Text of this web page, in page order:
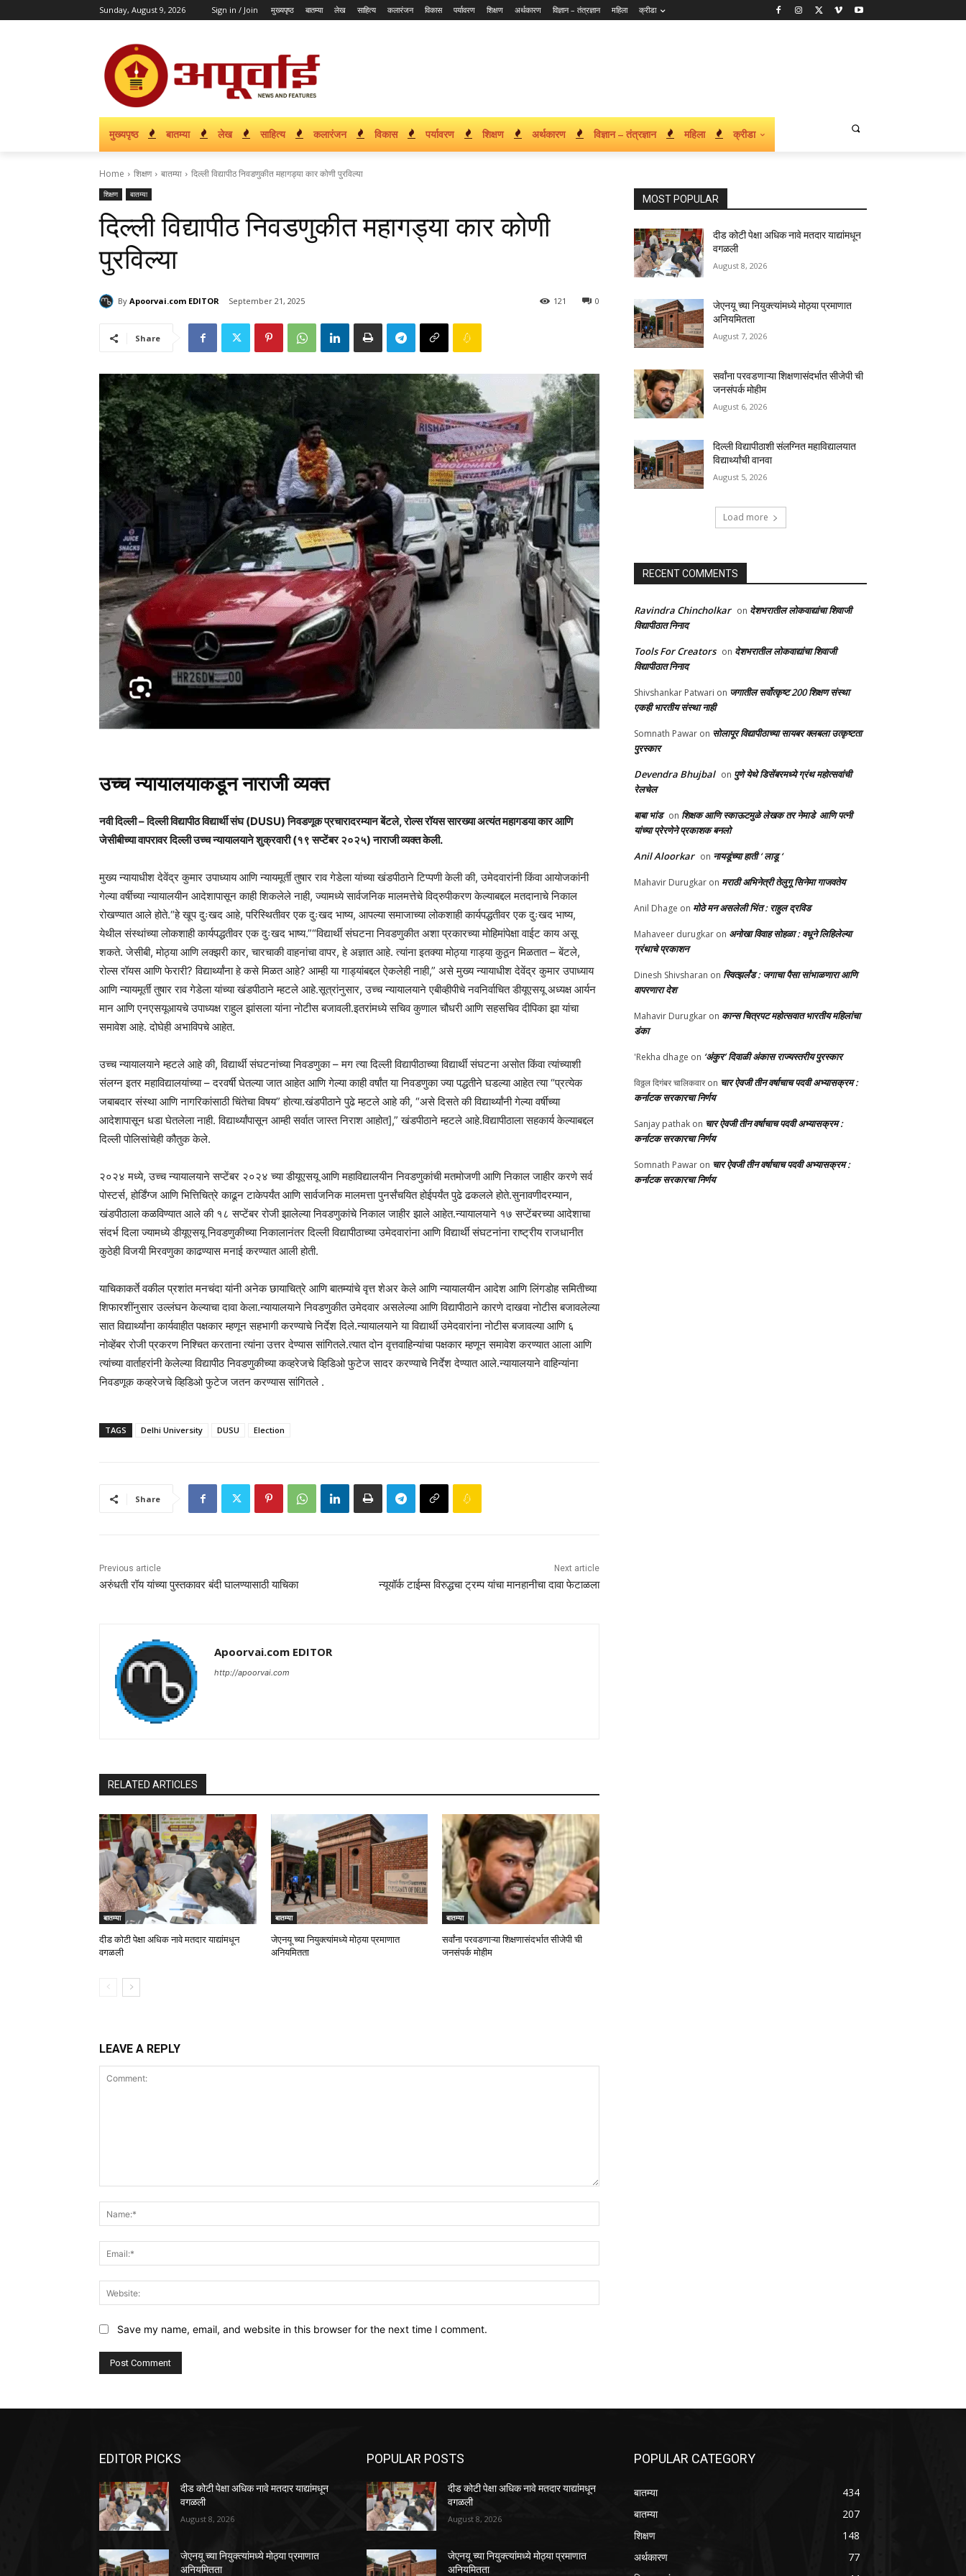
Sunday, August 9, 2026 Sign in / Join मुख्यपृष्ठ बातम्या लेख साहित्य कलारंजन विकास पर्यावरण शिक्षण अर्थकारण विज्ञान – तंत्रज्ञान महिला क्रीडा
मुख्यपृष्ठ बातम्या लेख साहित्य कलारंजन विकास पर्यावरण शिक्षण अर्थकारण विज्ञान – तंत्रज्ञान महिला क्रीडा
Home शिक्षण बातम्या दिल्ली विद्यापीठ निवडणुकीत महागड्या कार कोणी पुरविल्या
शिक्षण बातम्या
दिल्ली विद्यापीठ निवडणुकीत महागड्या कार कोणी
पुरविल्या
By Apoorvai.com EDITOR September 21, 2025 0
121
Share
उच्च न्यायालयाकडून नाराजी व्यक्त
नवी दिल्ली – दिल्ली विद्यापीठ विद्यार्थी संघ (DUSU) निवडणूक प्रचारादरम्यान बेंटले, रोल्स रॉयस सारख्या अत्यंत महागडया कार आणि
जेसीबीच्या वापरावर दिल्ली उच्च न्यायालयाने शुक्रवारी (१९ सप्टेंबर २०२५) नाराजी व्यक्त केली.
मुख्य न्यायाधीश देवेंद्र कुमार उपाध्याय आणि न्यायमूर्ती तुषार राव गेडेला यांच्या खंडपीठाने टिप्पणी केली की, उमेदवारांनी किंवा आयोजकांनी
गेल्या वर्षीच्या न्यायालयीन आदेशापासून काही शिकलेले नाही, ज्यामध्ये सार्वजनिक मालमत्तेचे विद्रुपीकरण केल्याबद्दल मतदानाचे निकाल
रोखण्यात आले होते.“हे खूप दुःखद आहे, परिस्थितीवर एक दुःखद भाष्य, आपल्या समाजाच्या लोकशाही कार्यपद्धतीवर एक दुःखद भाष्य,
येथील संस्थांच्या लोकशाही कार्यपद्धतीवर एक दुःखद भाष्य.”“विद्यार्थी संघटना निवडणुकीत अशा प्रकारच्या मोहिमांपेक्षा वाईट काय असू
शकते. जेसीबी, मोठ्या आणि लक्झरी कार, चारचाकी वाहनांचा वापर, हे अज्ञात आहे. त्यांना इतक्या मोठ्या गाड्या कुठून मिळतात – बेंटले,
रोल्स रॉयस आणि फेरारी? विद्यार्थ्यांना हे कसे मिळत आहे? आम्ही या गाड्यांबद्दल ऐकलेही नाही,” असे मुख्य न्यायाधीश देवेंद्र कुमार उपाध्याय
आणि न्यायमूर्ती तुषार राव गेडेला यांच्या खंडपीठाने म्हटले आहे.सूत्रांनुसार, उच्च न्यायालयाने एबीव्हीपीचे नवनिर्वाचित डीयूएसयू अध्यक्ष आर्यन
मान आणि एनएसयूआयचे उपाध्यक्ष राहुल झांसला यांना नोटीस बजावली.इतरांमध्ये सचिव कुणाल चौधरी आणि सहसचिव दीपिका झा यांचा
समावेश आहे. दोघेही अभाविपचे आहेत.
उच्च न्यायालयाने म्हटले आहे की, विद्यार्थी संघटनांच्या निवडणुका – मग त्या दिल्ली विद्यापीठाच्या विद्यार्थी संघटना असोत किंवा त्यांच्याशी
संलग्न इतर महाविद्यालयांच्या – दरवर्षी घेतल्या जात आहेत आणि गेल्या काही वर्षांत या निवडणुका ज्या पद्धतीने घडल्या आहेत त्या “प्रत्येक
जबाबदार संस्था आणि नागरिकांसाठी चिंतेचा विषय” होत्या.खंडपीठाने पुढे म्हटले आहे की, “असे दिसते की विद्यार्थ्यांनी गेल्या वर्षीच्या
आदेशापासून धडा घेतलेला नाही. विद्यार्थ्यांपासून आम्ही सर्वात जास्त निराश आहोत],” खंडपीठाने म्हटले आहे.विद्यापीठाला सहकार्य केल्याबद्दल
दिल्ली पोलिसांचेही कौतुक केले.
२०२४ मध्ये, उच्च न्यायालयाने सप्टेंबर २०२४ च्या डीयूएसयू आणि महाविद्यालयीन निवडणुकांची मतमोजणी आणि निकाल जाहीर करणे सर्व
पोस्टर्स, होर्डिंग्ज आणि भित्तिचित्रे काढून टाकेपर्यंत आणि सार्वजनिक मालमत्ता पुनर्संचयित होईपर्यंत पुढे ढकलले होते.सुनावणीदरम्यान,
खंडपीठाला कळविण्यात आले की १८ सप्टेंबर रोजी झालेल्या निवडणुकांचे निकाल जाहीर झाले आहेत.न्यायालयाने १७ सप्टेंबरच्या आदेशाचा
संदर्भ दिला ज्यामध्ये डीयूएसयू निवडणुकीच्या निकालानंतर दिल्ली विद्यापीठाच्या उमेदवारांना आणि विद्यार्थी संघटनांना राष्ट्रीय राजधानीत
कुठेही विजयी मिरवणुका काढण्यास मनाई करण्यात आली होती.
याचिकाकर्ते वकील प्रशांत मनचंदा यांनी अनेक छायाचित्रे आणि बातम्यांचे वृत्त शेअर केले आणि न्यायालयीन आदेश आणि लिंगडोह समितीच्या
शिफारशींनुसार उल्लंघन केल्याचा दावा केला.न्यायालयाने निवडणुकीत उमेदवार असलेल्या आणि विद्यापीठाने कारणे दाखवा नोटीस बजावलेल्या
सात विद्यार्थ्यांना कार्यवाहीत पक्षकार म्हणून सहभागी करण्याचे निर्देश दिले.न्यायालयाने या विद्यार्थी उमेदवारांना नोटीस बजावल्या आणि ६
नोव्हेंबर रोजी प्रकरण निश्चित करताना त्यांना उत्तर देण्यास सांगितले.त्यात दोन वृत्तवाहिन्यांचा पक्षकार म्हणून समावेश करण्यात आला आणि
त्यांच्या वार्ताहरांनी केलेल्या विद्यापीठ निवडणुकीच्या कव्हरेजचे व्हिडिओ फुटेज सादर करण्याचे निर्देश देण्यात आले.न्यायालयाने वाहिन्यांना
निवडणूक कव्हरेजचे व्हिडिओ फुटेज जतन करण्यास सांगितले .
TAGS Delhi University DUSU Election
Share
Previous article
अरुंधती रॉय यांच्या पुस्तकावर बंदी घालण्यासाठी याचिका
Next article
न्यूयॉर्क टाईम्स विरुद्धचा ट्रम्प यांचा मानहानीचा दावा फेटाळला
Apoorvai.com EDITOR
http://apoorvai.com
RELATED ARTICLES
बातम्या
दीड कोटी पेक्षा अधिक नावे मतदार याद्यांमधून
वगळली
बातम्या
जेएनयू च्या नियुक्त्यांमध्ये मोठ्या प्रमाणात
अनियमितता
बातम्या
सर्वांना परवडणाऱ्या शिक्षणासंदर्भात सीजेपी ची
जनसंपर्क मोहीम
LEAVE A REPLY
Save my name, email, and website in this browser for the next time I comment.
MOST POPULAR
दीड कोटी पेक्षा अधिक नावे मतदार याद्यांमधून
वगळली
August 8, 2026
जेएनयू च्या नियुक्त्यांमध्ये मोठ्या प्रमाणात
अनियमितता
August 7, 2026
सर्वांना परवडणाऱ्या शिक्षणासंदर्भात सीजेपी ची
जनसंपर्क मोहीम
August 6, 2026
दिल्ली विद्यापीठाशी संलग्नित महाविद्यालयात
विद्यार्थ्यांची वानवा
August 5, 2026
Load more
RECENT COMMENTS
Ravindra Chincholkar on देशभरातील लोकवाद्यांचा शिवाजी
विद्यापीठात निनाद
Tools For Creators on देशभरातील लोकवाद्यांचा शिवाजी
विद्यापीठात निनाद
Shivshankar Patwari on जगातील सर्वोत्कृष्ट 200 शिक्षण संस्था
एकही भारतीय संस्था नाही
Somnath Pawar on सोलापूर विद्यापीठाच्या सायबर क्लबला उत्कृष्टता
पुरस्कार
Devendra Bhujbal on पुणे येथे डिसेंबरमध्ये ग्रंथ महोत्सवांची
रेलचेल
बाबा भांड on शिक्षक आणि स्काऊटमुळे लेखक तर नेमाडे आणि पत्नी
यांच्या प्रेरणेने प्रकाशक बनलो
Anil Aloorkar on नायडूंच्या हाती ‘ लाडू ‘
Mahavir Durugkar on मराठी अभिनेत्री तेलुगू सिनेमा गाजवतेय
Anil Dhage on मोठे मन असलेली भिंत : राहुल द्रविड
Mahaveer durugkar on अनोखा विवाह सोहळा : वधूने लिहिलेल्या
ग्रंथाचे प्रकाशन
Dinesh Shivsharan on स्वित्झर्लंड : जगाचा पैसा सांभाळणारा आणि
वापरणारा देश
Mahavir Durugkar on कान्स चित्रपट महोत्सवात भारतीय महिलांचा
डंका
'Rekha dhage on ‘अंकुर’ दिवाळी अंकास राज्यस्तरीय पुरस्कार
विठ्ठल दिगंबर चालिकवारon चार ऐवजी तीन वर्षाचाच पदवी अभ्यासक्रम :
कर्नाटक सरकारचा निर्णय
Sanjay pathak on चार ऐवजी तीन वर्षाचाच पदवी अभ्यासक्रम :
कर्नाटक सरकारचा निर्णय
Somnath Pawar on चार ऐवजी तीन वर्षाचाच पदवी अभ्यासक्रम :
कर्नाटक सरकारचा निर्णय
EDITOR PICKS
दीड कोटी पेक्षा अधिक नावे मतदार याद्यांमधून
वगळली
August 8, 2026
जेएनयू च्या नियुक्त्यांमध्ये मोठ्या प्रमाणात
अनियमितता
POPULAR POSTS
दीड कोटी पेक्षा अधिक नावे मतदार याद्यांमधून
वगळली
August 8, 2026
जेएनयू च्या नियुक्त्यांमध्ये मोठ्या प्रमाणात
अनियमितता
POPULAR CATEGORY
बातम्या
434
बातम्या
207
शिक्षण
148
अर्थकारण
77